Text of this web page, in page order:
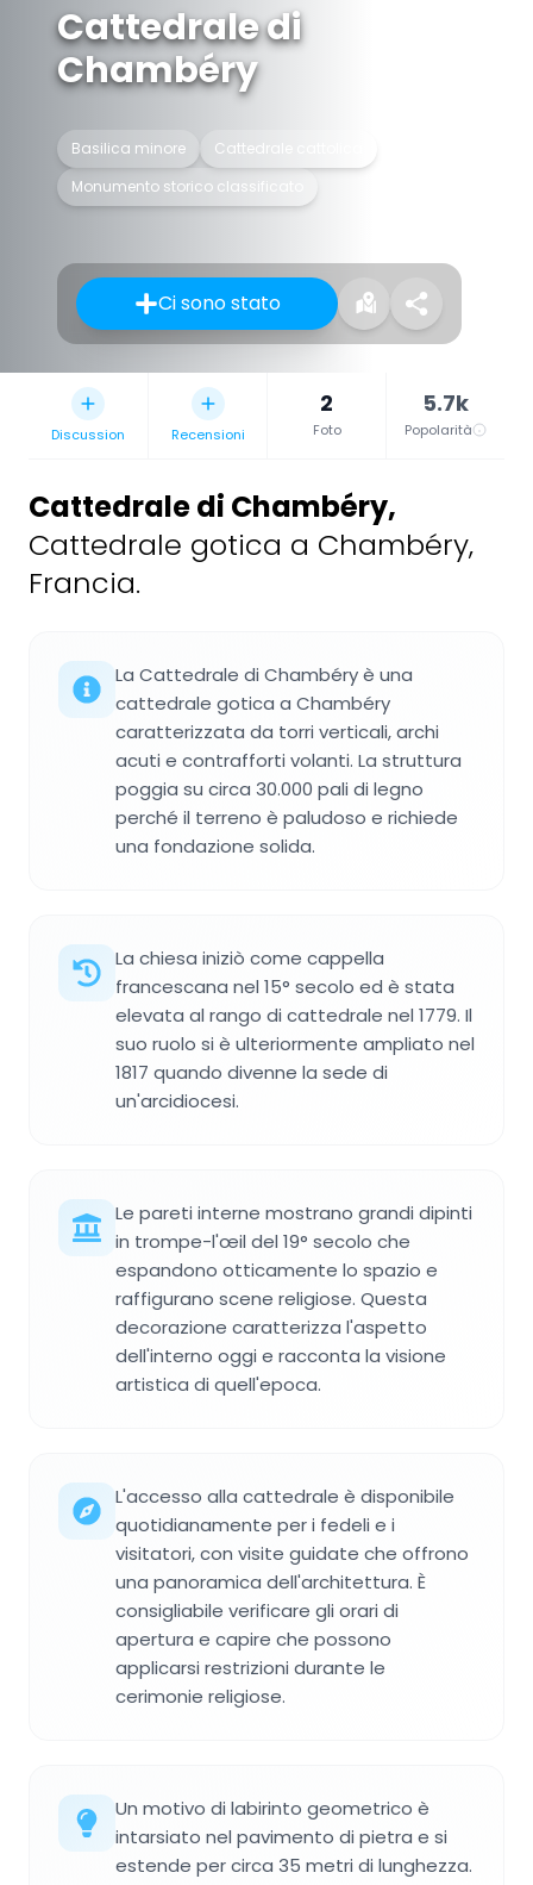
Cattedrale di
Chambéry
Basilica minore
Cattedrale cattolica
Monumento storico classificato
Ci sono stato
Discussion Recensioni
2
Foto
5.7k
Popolarità
Cattedrale di Chambéry,
Cattedrale gotica a Chambéry,
Francia.
La Cattedrale di Chambéry è una
cattedrale gotica a Chambéry
caratterizzata da torri verticali, archi
acuti e contrafforti volanti. La struttura
poggia su circa 30.000 pali di legno
perché il terreno è paludoso e richiede
una fondazione solida.
La chiesa iniziò come cappella
francescana nel 15° secolo ed è stata
elevata al rango di cattedrale nel 1779. Il
suo ruolo si è ulteriormente ampliato nel
1817 quando divenne la sede di
un'arcidiocesi.
Le pareti interne mostrano grandi dipinti
in trompe-l'œil del 19° secolo che
espandono otticamente lo spazio e
raffigurano scene religiose. Questa
decorazione caratterizza l'aspetto
dell'interno oggi e racconta la visione
artistica di quell'epoca.
L'accesso alla cattedrale è disponibile
quotidianamente per i fedeli e i
visitatori, con visite guidate che offrono
una panoramica dell'architettura. È
consigliabile verificare gli orari di
apertura e capire che possono
applicarsi restrizioni durante le
cerimonie religiose.
Un motivo di labirinto geometrico è
intarsiato nel pavimento di pietra e si
estende per circa 35 metri di lunghezza.